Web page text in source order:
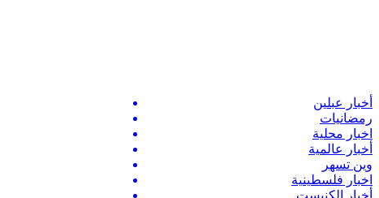
أخبار عبلين
رمضانيات
اخبار محلية
أخبار عالمية
وين تسهر
اخبار فلسطينية
أخبار الكنيست